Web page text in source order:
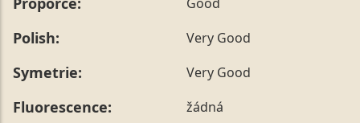
Polish: Very Good
Symetrie: Very Good
Fluorescence: žádná